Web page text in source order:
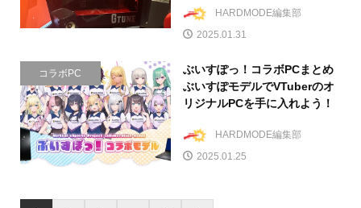
HARDMODE編集部
2025.01.31
コラボPC
ぶいすぽっ！コラボPCまとめ
ぶいすぽモデルでVTuberのオ
リジナルPCを手に入れよう！
HARDMODE編集部
2025.01.25